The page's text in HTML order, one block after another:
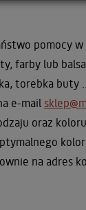
pomocy
farby lub
torebka buty
e-mail
oraz
na adres